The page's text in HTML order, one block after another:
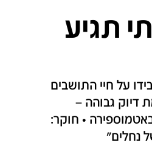
תגיע
על חיי התושבים
דיוק גבוהה –
• חוקר:
נחלים"